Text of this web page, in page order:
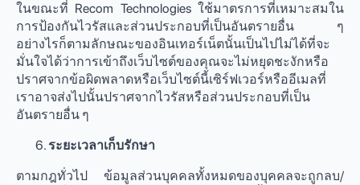
ในขณะที่ Recom Technologies ใช้มาตรการที่เหมาะสมใน
การป้องกันไวรัสและส่วนประกอบที่เป็นอันตรายอื่น ๆ
อย่างไรก็ตามลักษณะของอินเทอร์เน็ตนั้นเป็นไปไม่ได้ที่จะ
มั่นใจได้ว่าการเข้าถึงเว็บไซต์ของคุณจะไม่หยุดชะงักหรือ
ปราศจากข้อผิดพลาดหรือเว็บไซต์นี้เซิร์ฟเวอร์หรืออีเมลที่
เราอาจส่งไปนั้นปราศจากไวรัสหรือส่วนประกอบที่เป็น
อันตรายอื่น ๆ
ระยะเวลาเก็บรักษา
ตามกฎทั่วไป ข้อมูลส่วนบุคคลทั้งหมดของบุคคลจะถูกลบ/